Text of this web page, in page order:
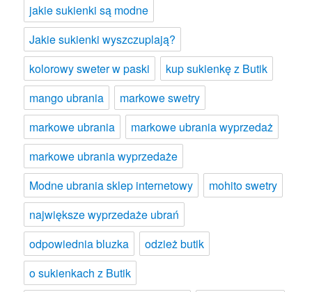
jakie sukienki są modne
Jakie sukienki wyszczuplają?
kolorowy sweter w paski
kup sukienkę z Butik
mango ubrania
markowe swetry
markowe ubrania
markowe ubrania wyprzedaż
markowe ubrania wyprzedaże
Modne ubrania sklep internetowy
mohito swetry
największe wyprzedaże ubrań
odpowiednia bluzka
odzież butik
o sukienkach z Butik